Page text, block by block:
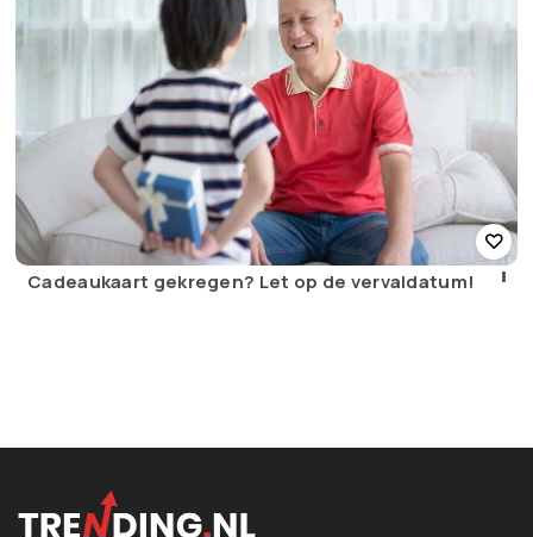
Cadeaukaart gekregen? Let op de vervaldatum!